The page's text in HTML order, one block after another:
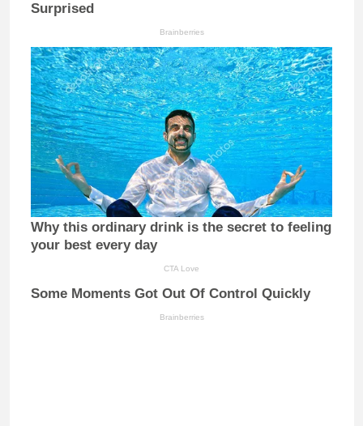
Surprised
Brainberries
Why this ordinary drink is the secret to feeling
your best every day
CTA Love
Some Moments Got Out Of Control Quickly
Brainberries